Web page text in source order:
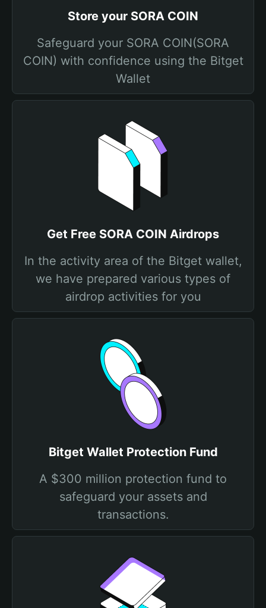
Store your SORA COIN
Safeguard your SORA COIN(SORA
COIN) with confidence using the Bitget
Wallet
Get Free SORA COIN Airdrops
In the activity area of the Bitget wallet,
we have prepared various types of
airdrop activities for you
Bitget Wallet Protection Fund
A $300 million protection fund to
safeguard your assets and
transactions.